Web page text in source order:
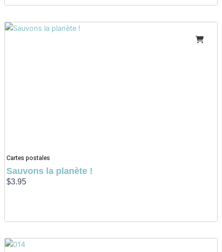
Cartes postales
Sauvons la planète !
$3.95